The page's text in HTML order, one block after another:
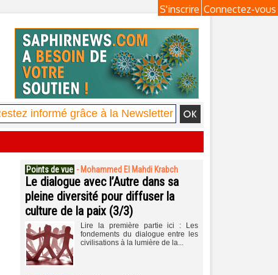
Connectez-vous
S'inscrire
Points de vue - Mohammed El Mahdi Krabch
Le dialogue avec l’Autre dans sa
pleine diversité pour diffuser la
culture de la paix (3/3)
Lire la première partie ici : Les
fondements du dialogue entre les
civilisations à la lumière de la...